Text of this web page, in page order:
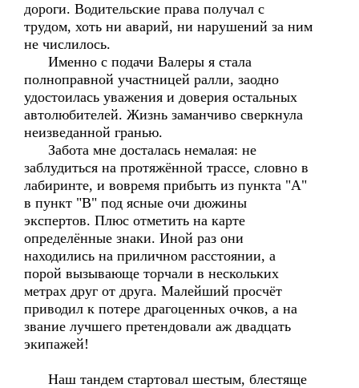
дороги. Водительские права получал с
трудом, хоть ни аварий, ни нарушений за ним
не числилось.
Именно с подачи Валеры я стала
полноправной участницей ралли, заодно
удостоилась уважения и доверия остальных
автолюбителей. Жизнь заманчиво сверкнула
неизведанной гранью.
Забота мне досталась немалая: не
заблудиться на протяжённой трассе, словно в
лабиринте, и вовремя прибыть из пункта "А"
в пункт "В" под ясные очи дюжины
экспертов. Плюс отметить на карте
определённые знаки. Иной раз они
находились на приличном расстоянии, а
порой вызывающе торчали в нескольких
метрах друг от друга. Малейший просчёт
приводил к потере драгоценных очков, а на
звание лучшего претендовали аж двадцать
экипажей!
Наш тандем стартовал шестым, блестяще